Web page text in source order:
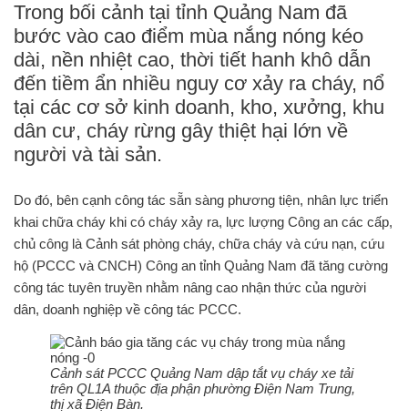
Trong bối cảnh tại tỉnh Quảng Nam đã
bước vào cao điểm mùa nắng nóng kéo
dài, nền nhiệt cao, thời tiết hanh khô dẫn
đến tiềm ẩn nhiều nguy cơ xảy ra cháy, nổ
tại các cơ sở kinh doanh, kho, xưởng, khu
dân cư, cháy rừng gây thiệt hại lớn về
người và tài sản.
Do đó, bên cạnh công tác sẵn sàng phương tiện, nhân lực triển
khai chữa cháy khi có cháy xảy ra, lực lượng Công an các cấp,
chủ công là Cảnh sát phòng cháy, chữa cháy và cứu nạn, cứu
hộ (PCCC và CNCH) Công an tỉnh Quảng Nam đã tăng cường
công tác tuyên truyền nhằm nâng cao nhận thức của người
dân, doanh nghiệp về công tác PCCC.
Cảnh sát PCCC Quảng Nam dập tắt vụ cháy xe tải
trên QL1A thuộc địa phận phường Điện Nam Trung,
thị xã Điện Bàn.